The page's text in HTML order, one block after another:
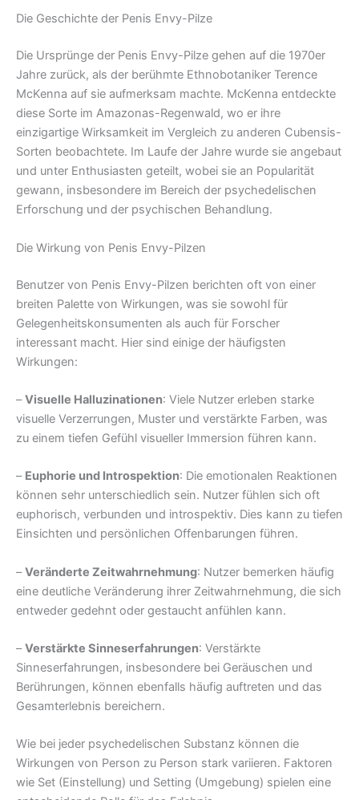
Die Geschichte der Penis Envy-Pilze
Die Ursprünge der Penis Envy-Pilze gehen auf die 1970er
Jahre zurück, als der berühmte Ethnobotaniker Terence
McKenna auf sie aufmerksam machte. McKenna entdeckte
diese Sorte im Amazonas-Regenwald, wo er ihre
einzigartige Wirksamkeit im Vergleich zu anderen Cubensis-
Sorten beobachtete. Im Laufe der Jahre wurde sie angebaut
und unter Enthusiasten geteilt, wobei sie an Popularität
gewann, insbesondere im Bereich der psychedelischen
Erforschung und der psychischen Behandlung.
Die Wirkung von Penis Envy-Pilzen
Benutzer von Penis Envy-Pilzen berichten oft von einer
breiten Palette von Wirkungen, was sie sowohl für
Gelegenheitskonsumenten als auch für Forscher
interessant macht. Hier sind einige der häufigsten
Wirkungen:
–Visuelle Halluzinationen: Viele Nutzer erleben starke
visuelle Verzerrungen, Muster und verstärkte Farben, was
zu einem tiefen Gefühl visueller Immersion führen kann.
– Euphorie und Introspektion: Die emotionalen Reaktionen
können sehr unterschiedlich sein. Nutzer fühlen sich oft
euphorisch, verbunden und introspektiv. Dies kann zu tiefen
Einsichten und persönlichen Offenbarungen führen.
–Veränderte Zeitwahrnehmung: Nutzer bemerken häufig
eine deutliche Veränderung ihrer Zeitwahrnehmung, die sich
entweder gedehnt oder gestaucht anfühlen kann.
–Verstärkte Sinneserfahrungen: Verstärkte
Sinneserfahrungen, insbesondere bei Geräuschen und
Berührungen, können ebenfalls häufig auftreten und das
Gesamterlebnis bereichern.
Wie bei jeder psychedelischen Substanz können die
Wirkungen von Person zu Person stark variieren. Faktoren
wie Set (Einstellung) und Setting (Umgebung) spielen eine